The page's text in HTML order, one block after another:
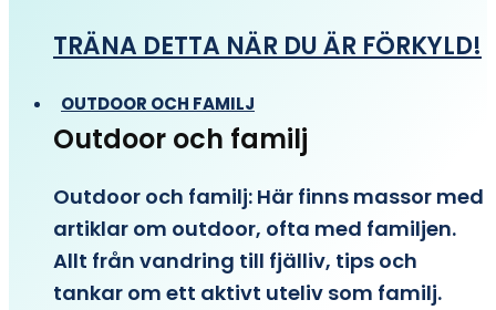
TRÄNA DETTA NÄR DU ÄR FÖRKYLD!
OUTDOOR OCH FAMILJ
Outdoor och familj
Outdoor och familj: Här finns massor med
artiklar om outdoor, ofta med familjen.
Allt från vandring till fjälliv, tips och
tankar om ett aktivt uteliv som familj.